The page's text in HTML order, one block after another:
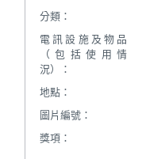
分類：
電訊設施及物品
（包括使用情
況）：
地點：
圖片編號：
獎項：